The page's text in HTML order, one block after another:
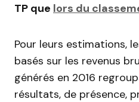
TP que lors du
Pour leurs estimations,
basés sur les revenus
générés en 2016
résultats, de présence,